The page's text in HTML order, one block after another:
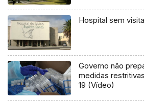
Hospital sem
Governo não
medidas
19 (Vídeo)